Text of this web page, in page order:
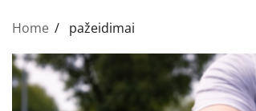
Home pažeidimai